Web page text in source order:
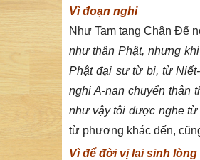
Vìđoạn nghi
Như Tam tạng Chân Đế
như thân Phật, nhưng
Phật đại sư từ bi, từ
nghi A-nan chuyển thân
như vậy tôi được nghe từ
từ phương khác đến,
Vì để đời vị lai sinh lòng